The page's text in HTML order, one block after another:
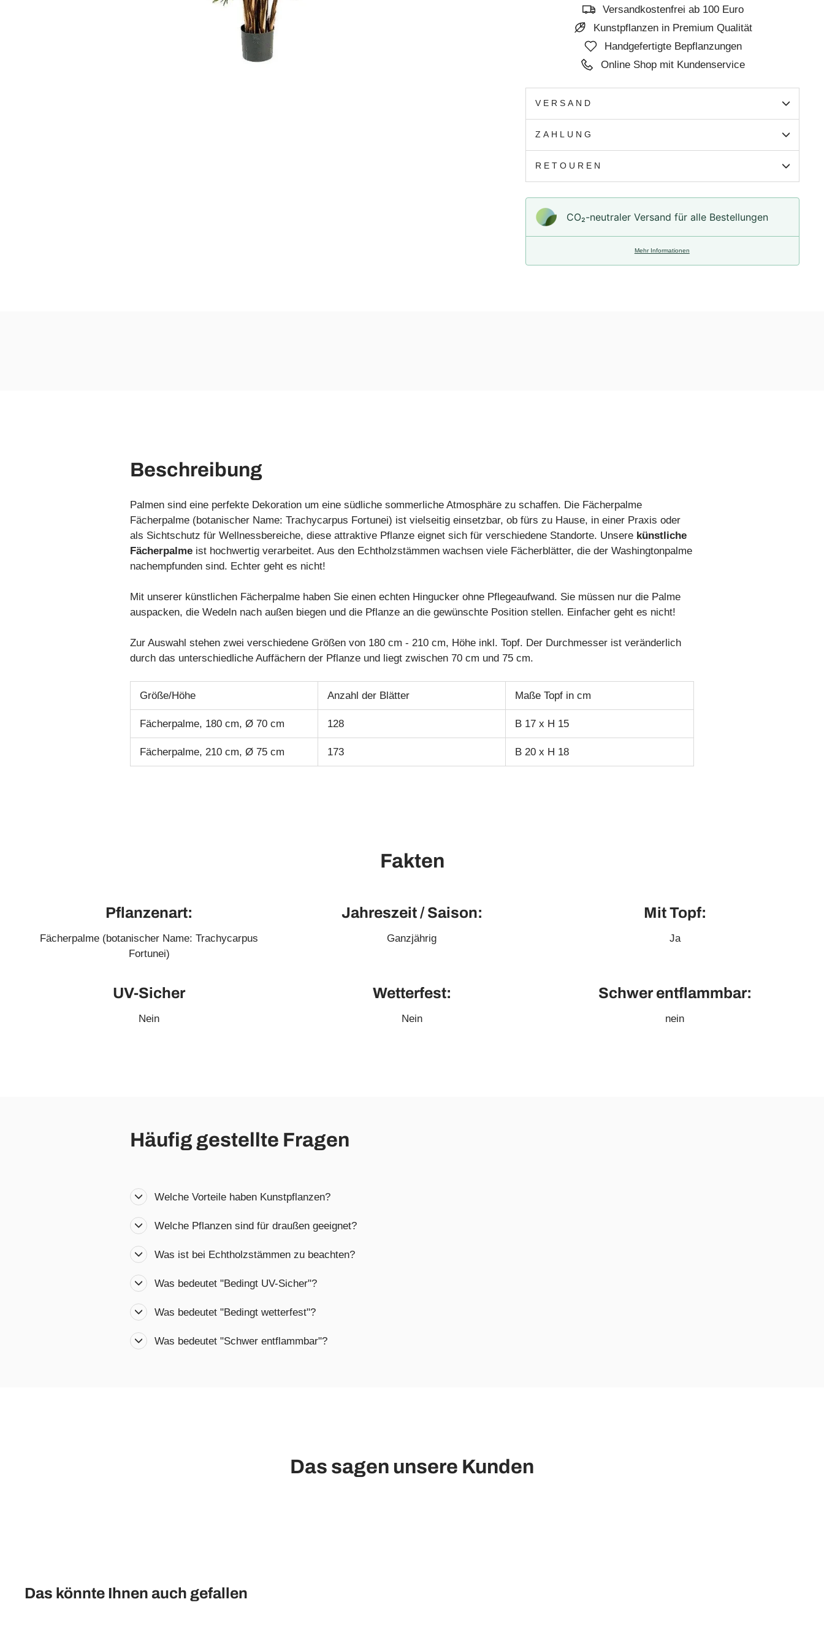
Versandkostenfrei ab 100 Euro
Kunstpflanzen in Premium Qualität
Handgefertigte Bepflanzungen
Online Shop mit Kundenservice
VERSAND
ZAHLUNG
RETOUREN
CO₂-neu­t­raler Versand für alle Bestellungen
Mehr Informationen
Beschreibung
Palmen sind eine perfekte Dekoration um eine südliche sommerliche Atmosphäre zu schaffen. Die Fächerpalme
Fächerpalme (botanischer Name: Trachycarpus Fortunei) ist vielseitig einsetzbar, ob fürs zu Hause, in einer Praxis oder
als Sichtschutz für Wellnessbereiche, diese attraktive Pflanze eignet sich für verschiedene Standorte. Unsere künstliche
Fächerpalme ist hochwertig verarbeitet. Aus den Echtholzstämmen wachsen viele Fächerblätter, die der Washingtonpalme
nachempfunden sind. Echter geht es nicht!
Mit unserer künstlichen Fächerpalme haben Sie einen echten Hingucker ohne Pflegeaufwand. Sie müssen nur die Palme
auspacken, die Wedeln nach außen biegen und die Pflanze an die gewünschte Position stellen. Einfacher geht es nicht!
Zur Auswahl stehen zwei verschiedene Größen von 180 cm - 210 cm, Höhe inkl. Topf. Der Durchmesser ist veränderlich
durch das unterschiedliche Auffächern der Pflanze und liegt zwischen 70 cm und 75 cm.
Größe/Höhe Anzahl der Blätter Maße Topf in cm
Fächerpalme, 180 cm, Ø 70 cm 128 B 17 x H 15
Fächerpalme, 210 cm, Ø 75 cm 173 B 20 x H 18
Fakten
Pflanzenart:
Fächerpalme (botanischer Name: Trachycarpus
Fortunei)
Jahreszeit / Saison:
Ganzjährig
Mit Topf:
Ja
UV-Sicher
Nein
Wetterfest:
Nein
Schwer entflammbar:
nein
Häufig gestellte Fragen
Welche Vorteile haben Kunstpflanzen?
Welche Pflanzen sind für draußen geeignet?
Was ist bei Echtholzstämmen zu beachten?
Was bedeutet "Bedingt UV-Sicher"?
Was bedeutet "Bedingt wetterfest"?
Was bedeutet "Schwer entflammbar"?
Das sagen unsere Kunden
Das könnte Ihnen auch gefallen